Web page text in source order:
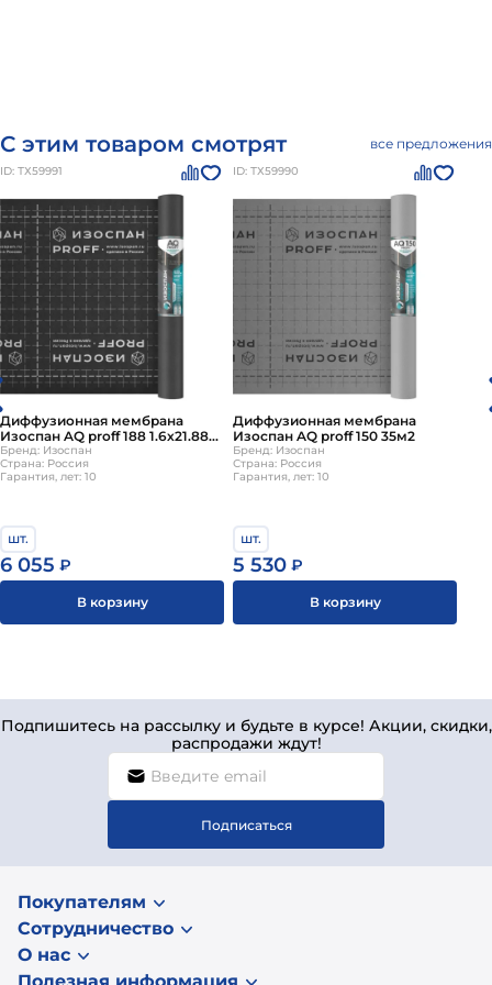
С этим товаром смотрят все предложения
ID: ТХ59991
Диффузионная мембрана
Изоспан AQ proff 188 1.6х21.88м
35м2
Бренд: Изоспан
Страна: Россия
Гарантия, лет: 10
шт.
6 055 ₽
В корзину
ID: ТХ59990
Диффузионная мембрана
Изоспан AQ proff 150 35м2
Бренд: Изоспан
Страна: Россия
Гарантия, лет: 10
шт.
5 530 ₽
В корзину
Подпишитесь на рассылку и будьте в курсе! Акции, скидки,
распродажи ждут!
Подписаться
Покупателям
Сотрудничество
О нас